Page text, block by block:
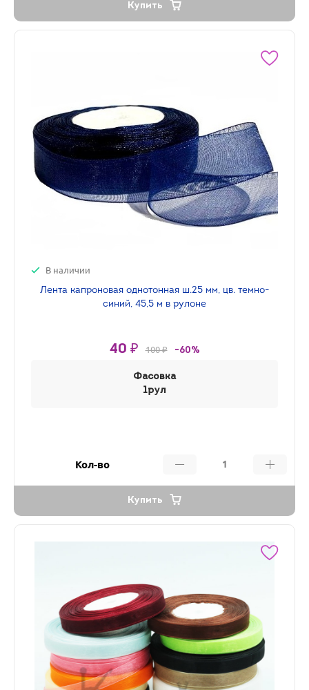
Купить
В наличии
Лента капроновая однотонная ш.25 мм, цв. темно-
синий, 45,5 м в рулоне
40 ₽ 100 ₽ -60%
Фасовка
1рул
Кол-во
Купить